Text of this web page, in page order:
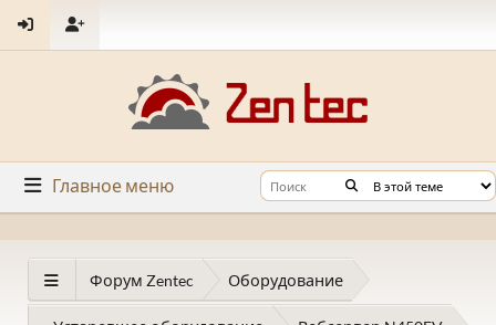
Главное меню
Форум Zentec Оборудование